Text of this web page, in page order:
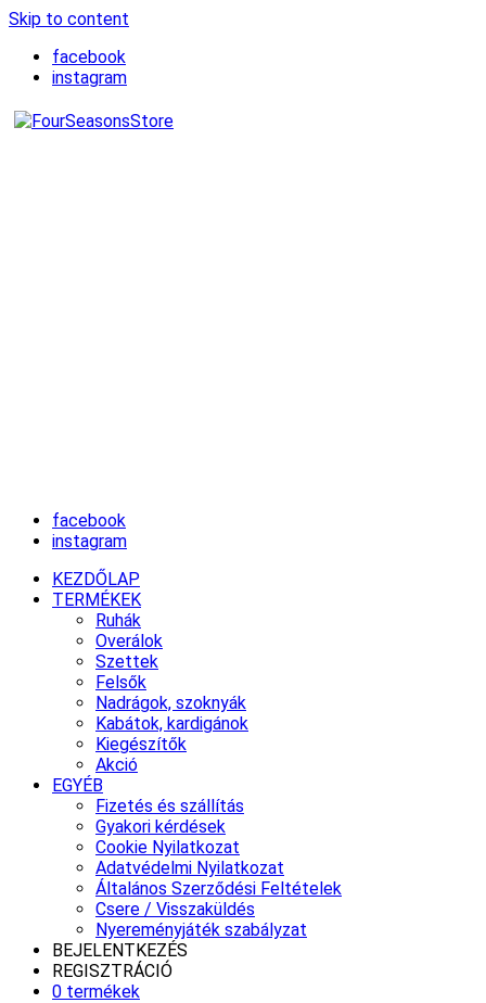
Skip to content
facebook
instagram
facebook
instagram
KEZDŐLAP
TERMÉKEK
Ruhák
Overálok
Szettek
Felsők
Nadrágok, szoknyák
Kabátok, kardigánok
Kiegészítők
Akció
EGYÉB
Fizetés és szállítás
Gyakori kérdések
Cookie Nyilatkozat
Adatvédelmi Nyilatkozat
Általános Szerződési Feltételek
Csere / Visszaküldés
Nyereményjáték szabályzat
BEJELENTKEZÉS
REGISZTRÁCIÓ
0 termékek